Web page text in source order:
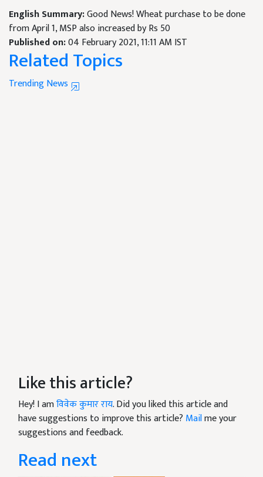
English Summary:Good News! Wheat purchase to be done
from April 1, MSP also increased by Rs 50
Published on:04 February 2021, 11:11 AM IST
Related Topics
Trending News
Like this article?
Hey! I amविवेक कुमार राय. Did you liked this article and
have suggestions to improve this article? Mailme your
suggestions and feedback.
Read next